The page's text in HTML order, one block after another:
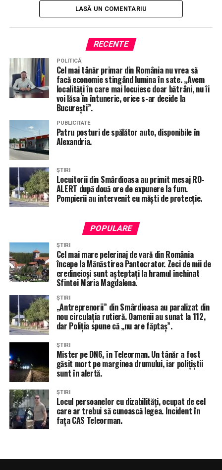
LASĂ UN COMENTARIU
RECENTE
POLITICĂ
Cel mai tânăr primar din România nu vrea să
facă economie stingând lumina în sate. „Avem
localități în care mai locuiesc doar bătrâni, nu îi
voi lăsa în întuneric, orice s-ar decide la
București”.
PUBLICITATE
Patru posturi de spălător auto, disponibile în
Alexandria.
ȘTIRI
Locuitorii din Smârdioasa au primit mesaj RO-
ALERT după două ore de expunere la fum.
Pompierii au intervenit cu măști de protecție.
POPULARE
ȘTIRI
Cel mai mare pelerinaj de vară din România
începe la Mănăstirea Pantocrator. Zeci de mii de
credincioși sunt așteptați la hramul închinat
Sfintei Maria Magdalena.
ȘTIRI
„Antreprenorii” din Smârdioasa au paralizat din
nou circulația rutieră. Oamenii au sunat la 112,
dar Poliția spune că „nu are făptaș”.
ȘTIRI
Mister pe DN6, în Teleorman. Un tânăr a fost
găsit mort pe marginea drumului, iar polițiștii
sunt în alertă.
ȘTIRI
Locul persoanelor cu dizabilități, ocupat de cel
care ar trebui să cunoască legea. Incident în
fața CAS Teleorman.